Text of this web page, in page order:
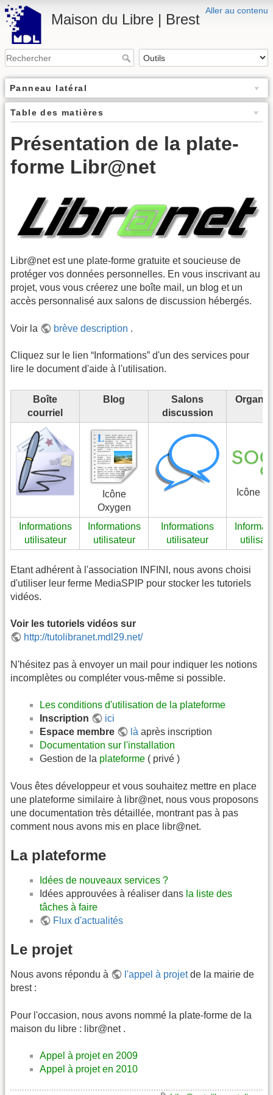
Aller au contenu
Maison du Libre | Brest
Panneau latéral
Table des matières
Présentation de la plate-
forme Libr@net
Libr@net est une plate-forme gratuite et soucieuse de
protéger vos données personnelles. En vous inscrivant au
projet, vous vous créerez une boîte mail, un blog et un
accès personnalisé aux salons de discussion hébergés.
Voir la brève description .
Cliquez sur le lien “Informations” d'un des services pour
lire le document d'aide à l'utilisation.
Boîte
courriel
Blog
Salons
discussion
Icône
Oxygen
Icône
Informations
utilisateur
Informations
utilisateur
Informations
utilisateur
Etant adhérent à l'association INFINI, nous avons choisi
d'utiliser leur ferme MediaSPIP pour stocker les tutoriels
vidéos.
Voir les tutoriels vidéos sur
http://tutolibranet.mdl29.net/
N'hésitez pas à envoyer un mail pour indiquer les notions
incomplètes ou compléter vous-même si possible.
Les conditions d'utilisation de la plateforme
Inscription
ici
Espace membre
làaprès inscription
Documentation sur l'installation
Gestion de la plateforme ( privé )
Vous êtes développeur et vous souhaitez mettre en place
une plateforme similaire à libr@net, nous vous proposons
une documentation très détaillée, montrant pas à pas
comment nous avons mis en place libr@net.
La plateforme
Idées de nouveaux services ?
Idées approuvées à réaliser dans la liste des
tâches à faire
Flux d'actualités
Le projet
Nous avons répondu à l'appel à projetde la mairie de
brest :
Pour l'occasion, nous avons nommé la plate-forme de la
maison du libre : libr@net .
Appel à projet en 2009
Appel à projet en 2010